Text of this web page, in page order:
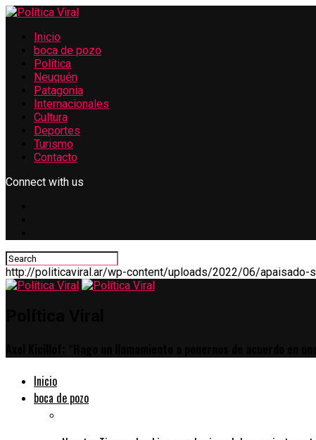
Inicio
boca de pozo
Política
Neuquén
Patagonia
Internacionales
Cultura
Deportes
Turismo
Contacto
Connect with us
http://politicaviral.ar/wp-content/uploads/2022/06/apaisado-
Inicio
boca de pozo